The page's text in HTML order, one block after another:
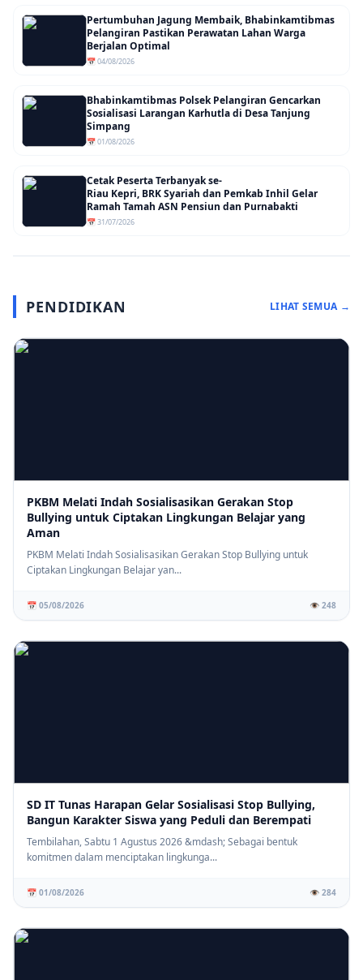
Pertumbuhan Jagung Membaik, Bhabinkamtibmas
Pelangiran Pastikan Perawatan Lahan Warga
Berjalan Optimal
📅 04/08/2026
Bhabinkamtibmas Polsek Pelangiran Gencarkan
Sosialisasi Larangan Karhutla di Desa Tanjung
Simpang
📅 01/08/2026
Cetak Peserta Terbanyak se-
Riau Kepri, BRK Syariah dan Pemkab Inhil Gelar
Ramah Tamah ASN Pensiun dan Purnabakti
📅 31/07/2026
PENDIDIKAN LIHAT SEMUA →
PKBM Melati Indah Sosialisasikan Gerakan Stop
Bullying untuk Ciptakan Lingkungan Belajar yang
Aman
PKBM Melati Indah Sosialisasikan Gerakan Stop Bullying untuk
Ciptakan Lingkungan Belajar yan...
📅 05/08/2026 👁️ 248
SD IT Tunas Harapan Gelar Sosialisasi Stop Bullying,
Bangun Karakter Siswa yang Peduli dan Berempati
Tembilahan, Sabtu 1 Agustus 2026 &mdash; Sebagai bentuk
komitmen dalam menciptakan lingkunga...
📅 01/08/2026 👁️ 284